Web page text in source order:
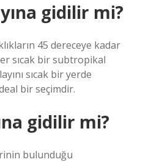
gidilir mi?
45 dereceye kadar
sıcak bir subtropikal
sıcak bir yerde
bir seçimdir.
gidilir mi?
bulunduğu